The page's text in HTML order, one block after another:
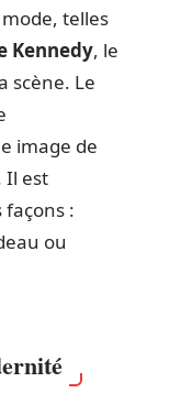
telles
Kennedy, le
scène. Le
image de
Il est
:
ou